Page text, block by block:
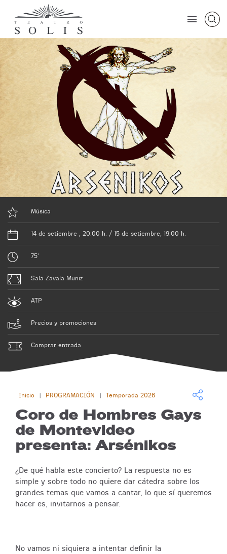
Música
14 de setiembre , 20:00 h. / 15 de setiembre, 19:00 h.
75'
Sala Zavala Muniz
ATP
Precios y promociones
Comprar entrada
Inicio PROGRAMACIÓN Temporada 2026
Coro de Hombres Gays
de Montevideo
presenta: Arsénikos
¿De qué habla este concierto? La respuesta no es
simple y sobre todo no quiere dar cátedra sobre los
grandes temas que vamos a cantar, lo que sí queremos
hacer es, invitarnos a pensar.
No vamos ni siquiera a intentar definir la